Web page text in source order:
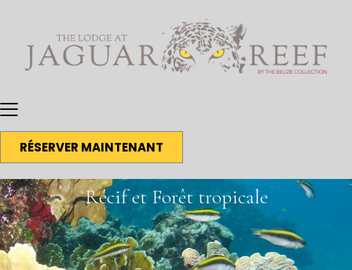
RÉSERVER MAINTENANT
Récif et Forêt tropicale